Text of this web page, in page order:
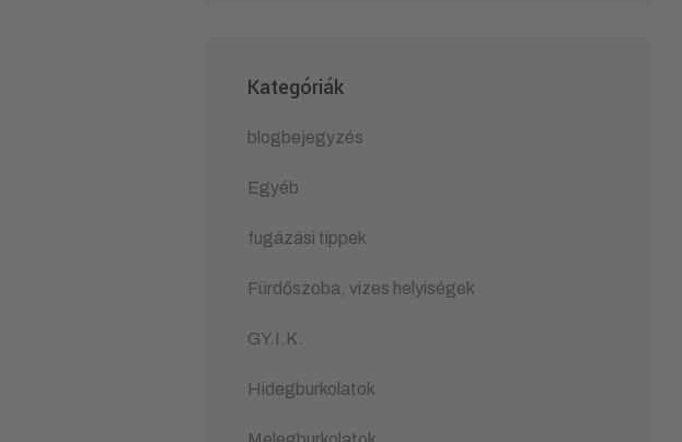
Kategóriák
blogbejegyzés
Egyéb
fugázási tippek
Fürdőszoba, vizes helyiségek
GY.I.K.
Hidegburkolatok